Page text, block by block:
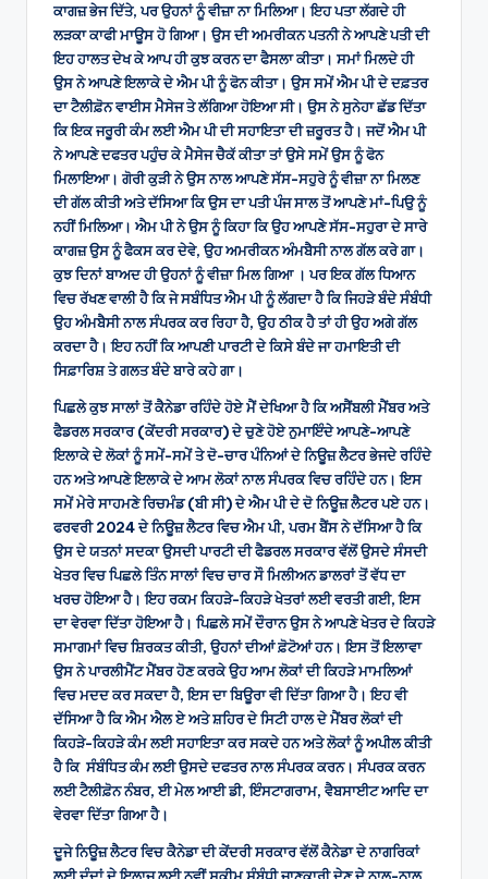
ਕਾਗਜ਼ ਭੇਜ ਦਿੱਤੇ, ਪਰ ਉਹਨਾਂ ਨੂੰ ਵੀਜ਼ਾ ਨਾ ਮਿਲਿਆ। ਇਹ ਪਤਾ ਲੱਗਦੇ ਹੀ
ਲੜਕਾ ਕਾਫੀ ਮਾਊਸ ਹੋ ਗਿਆ। ਉਸ ਦੀ ਅਮਰੀਕਨ ਪਤਨੀ ਨੇ ਆਪਣੇ ਪਤੀ ਦੀ
ਇਹ ਹਾਲਤ ਦੇਖ ਕੇ ਆਪ ਹੀ ਕੁਝ ਕਰਨ ਦਾ ਫੈਸਲਾ ਕੀਤਾ। ਸਮਾਂ ਮਿਲਦੇ ਹੀ
ਉਸ ਨੇ ਆਪਣੇ ਇਲਾਕੇ ਦੇ ਐਮ ਪੀ ਨੂੰ ਫੋਨ ਕੀਤਾ। ਉਸ ਸਮੇਂ ਐਮ ਪੀ ਦੇ ਦਫ਼ਤਰ
ਦਾ ਟੈਲੀਫ਼ੋਨ ਵਾਈਸ ਮੈਸੇਜ ਤੇ ਲੱਗਿਆ ਹੋਇਆ ਸੀ। ਉਸ ਨੇ ਸੁਨੇਹਾ ਛੱਡ ਦਿੱਤਾ
ਕਿ ਇਕ ਜਰੂਰੀ ਕੰਮ ਲਈ ਐਮ ਪੀ ਦੀ ਸਹਾਇਤਾ ਦੀ ਜ਼ਰੂਰਤ ਹੈ। ਜਦੋਂ ਐਮ ਪੀ
ਨੇ ਆਪਣੇ ਦਫਤਰ ਪਹੁੰਚ ਕੇ ਮੈਸੇਜ ਚੈਕੱ ਕੀਤਾ ਤਾਂ ਉਸੇ ਸਮੇਂ ਉਸ ਨੂੰ ਫੋਨ
ਮਿਲਾਇਆ। ਗੋਰੀ ਕੁੜੀ ਨੇ ਉਸ ਨਾਲ ਆਪਣੇ ਸੱਸ-ਸਹੁਰੇ ਨੂੰ ਵੀਜ਼ਾ ਨਾ ਮਿਲਣ
ਦੀ ਗੱਲ ਕੀਤੀ ਅਤੇ ਦੱਸਿਆ ਕਿ ਉਸ ਦਾ ਪਤੀ ਪੰਜ ਸਾਲ ਤੋਂ ਆਪਣੇ ਮਾਂ-ਪਿਉ ਨੂੰ
ਨਹੀਂ ਮਿਲਿਆ। ਐਮ ਪੀ ਨੇ ਉਸ ਨੂੰ ਕਿਹਾ ਕਿ ਉਹ ਆਪਣੇ ਸੱਸ-ਸਹੁਰਾ ਦੇ ਸਾਰੇ
ਕਾਗਜ਼ ਉਸ ਨੂੰ ਫੈਕਸ ਕਰ ਦੇਵੇ, ਉਹ ਅਮਰੀਕਨ ਅੰਮਬੈਸੀ ਨਾਲ ਗੱਲ ਕਰੇ ਗਾ।
ਕੁਝ ਦਿਨਾਂ ਬਾਅਦ ਹੀ ਉਹਨਾਂ ਨੂੰ ਵੀਜ਼ਾ ਮਿਲ ਗਿਆ । ਪਰ ਇਕ ਗੱਲ ਧਿਆਨ
ਵਿਚ ਰੱਖਣ ਵਾਲੀ ਹੈ ਕਿ ਜੇ ਸਬੰਧਿਤ ਐਮ ਪੀ ਨੂੰ ਲੱਗਦਾ ਹੈ ਕਿ ਜਿਹੜੇ ਬੰਦੇ ਸੰਬੰਧੀ
ਉਹ ਅੰਮਬੈਸੀ ਨਾਲ ਸੰਪਰਕ ਕਰ ਰਿਹਾ ਹੈ, ਉਹ ਠੀਕ ਹੈ ਤਾਂ ਹੀ ਉਹ ਅਗੇ ਗੱਲ
ਕਰਦਾ ਹੈ। ਇਹ ਨਹੀਂ ਕਿ ਆਪਣੀ ਪਾਰਟੀ ਦੇ ਕਿਸੇ ਬੰਦੇ ਜਾ ਹਮਾਇਤੀ ਦੀ
ਸਿਫ਼ਾਰਿਸ਼ ਤੇ ਗਲਤ ਬੰਦੇ ਬਾਰੇ ਕਹੇ ਗਾ।
ਪਿਛਲੇ ਕੁਝ ਸਾਲਾਂ ਤੋਂ ਕੈਨੇਡਾ ਰਹਿੰਦੇ ਹੋਏ ਮੈਂ ਦੇਖਿਆ ਹੈ ਕਿ ਅਸੈਂਬਲੀ ਮੈਂਬਰ ਅਤੇ
ਫੈਡਰਲ ਸਰਕਾਰ (ਕੇਂਦਰੀ ਸਰਕਾਰ) ਦੇ ਚੁਣੇ ਹੋਏ ਨੁਮਾਇੰਦੇ ਆਪਣੇ-ਆਪਣੇ
ਇਲਾਕੇ ਦੇ ਲੋਕਾਂ ਨੂੰ ਸਮੇਂ-ਸਮੇਂ ਤੇ ਦੋ-ਚਾਰ ਪੰਨਿਆਂ ਦੇ ਨਿਊਜ਼ ਲੈਟਰ ਭੇਜਦੇ ਰਹਿੰਦੇ
ਹਨ ਅਤੇ ਆਪਣੇ ਇਲਾਕੇ ਦੇ ਆਮ ਲੋਕਾਂ ਨਾਲ ਸੰਪਰਕ ਵਿਚ ਰਹਿੰਦੇ ਹਨ। ਇਸ
ਸਮੇਂ ਮੇਰੇ ਸਾਹਮਣੇ ਰਿਚਮੰਡ (ਬੀ ਸੀ) ਦੇ ਐਮ ਪੀ ਦੇ ਦੋ ਨਿਊਜ਼ ਲੈਟਰ ਪਏ ਹਨ।
ਫਰਵਰੀ 2024 ਦੇ ਨਿਊਜ਼ ਲੈਟਰ ਵਿਚ ਐਮ ਪੀ, ਪਰਮ ਬੈਂਸ ਨੇ ਦੱਸਿਆ ਹੈ ਕਿ
ਉਸ ਦੇ ਯਤਨਾਂ ਸਦਕਾ ਉਸਦੀ ਪਾਰਟੀ ਦੀ ਫੈਡਰਲ ਸਰਕਾਰ ਵੱਲੋਂ ਉਸਦੇ ਸੰਸਦੀ
ਖੇਤਰ ਵਿਚ ਪਿਛਲੇ ਤਿੰਨ ਸਾਲਾਂ ਵਿਚ ਚਾਰ ਸੌ ਮਿਲੀਅਨ ਡਾਲਰਾਂ ਤੋਂ ਵੱਧ ਦਾ
ਖਰਚ ਹੋਇਆ ਹੈ। ਇਹ ਰਕਮ ਕਿਹੜੇ-ਕਿਹੜੇ ਖੇਤਰਾਂ ਲਈ ਵਰਤੀ ਗਈ, ਇਸ
ਦਾ ਵੇਰਵਾ ਦਿੱਤਾ ਹੋਇਆ ਹੈ। ਪਿਛਲੇ ਸਮੇਂ ਦੌਰਾਨ ਉਸ ਨੇ ਆਪਣੇ ਖੇਤਰ ਦੇ ਕਿਹੜੇ
ਸਮਾਗਮਾਂ ਵਿਚ ਸ਼ਿਰਕਤ ਕੀਤੀ, ਉਹਨਾਂ ਦੀਆਂ ਫ਼ੋਟੋਆਂ ਹਨ। ਇਸ ਤੋਂ ਇਲਾਵਾ
ਉਸ ਨੇ ਪਾਰਲੀਮੈਂਟ ਮੈਂਬਰ ਹੋਣ ਕਰਕੇ ਉਹ ਆਮ ਲੋਕਾਂ ਦੀ ਕਿਹੜੇ ਮਾਮਲਿਆਂ
ਵਿਚ ਮਦਦ ਕਰ ਸਕਦਾ ਹੈ, ਇਸ ਦਾ ਬਿਊਰਾ ਵੀ ਦਿੱਤਾ ਗਿਆ ਹੈ। ਇਹ ਵੀ
ਦੱਸਿਆ ਹੈ ਕਿ ਐਮ ਐਲ ਏ ਅਤੇ ਸ਼ਹਿਰ ਦੇ ਸਿਟੀ ਹਾਲ ਦੇ ਮੈਂਬਰ ਲੋਕਾਂ ਦੀ
ਕਿਹੜੇ-ਕਿਹੜੇ ਕੰਮ ਲਈ ਸਹਾਇਤਾ ਕਰ ਸਕਦੇ ਹਨ ਅਤੇ ਲੋਕਾਂ ਨੂੰ ਅਪੀਲ ਕੀਤੀ
ਹੈ ਕਿ ਸੰਬੰਧਿਤ ਕੰਮ ਲਈ ਉਸਦੇ ਦਫਤਰ ਨਾਲ ਸੰਪਰਕ ਕਰਨ। ਸੰਪਰਕ ਕਰਨ
ਲਈ ਟੈਲੀਫ਼ੋਨ ਨੰਬਰ, ਈ ਮੇਲ ਆਈ ਡੀ, ਇੰਸਟਾਗਰਾਮ, ਵੈਬਸਾਈਟ ਆਦਿ ਦਾ
ਵੇਰਵਾ ਦਿੱਤਾ ਗਿਆ ਹੈ।
ਦੂਜੇ ਨਿਊਜ਼ ਲੈਟਰ ਵਿਚ ਕੈਨੇਡਾ ਦੀ ਕੇਂਦਰੀ ਸਰਕਾਰ ਵੱਲੋਂ ਕੈਨੇਡਾ ਦੇ ਨਾਗਰਿਕਾਂ
ਲਈ ਦੰਦਾਂ ਦੇ ਇਲਾਜ ਲਈ ਨਵੀਂ ਸਕੀਮ ਸੰਬੰਧੀ ਜਾਣਕਾਰੀ ਦੇਣ ਦੇ ਨਾਲ-ਨਾਲ